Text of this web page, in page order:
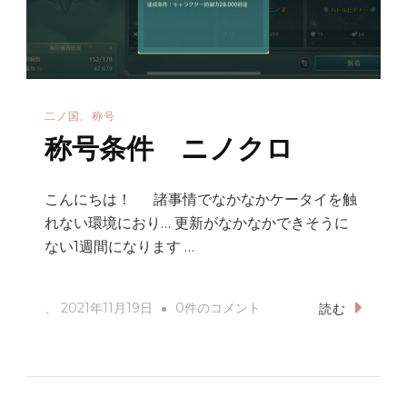
二ノ国 称号
称号条件 ニノクロ
こんにちは！ 諸事情でなかなかケータイを触
れない環境におり… 更新がなかなかできそうに
ない1週間になります …
、 2021年11月19日
称
0件のコメント 読む